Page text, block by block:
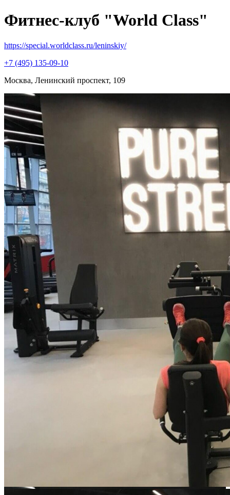
Фитнес-клуб "World Class"
https://special.worldclass.ru/leninskiy/
+7 (495) 135-09-10
Москва, Ленинский проспект, 109